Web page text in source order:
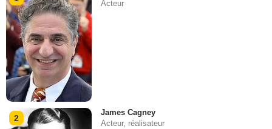
Acteur
2
James Cagney
Acteur, réalisateur